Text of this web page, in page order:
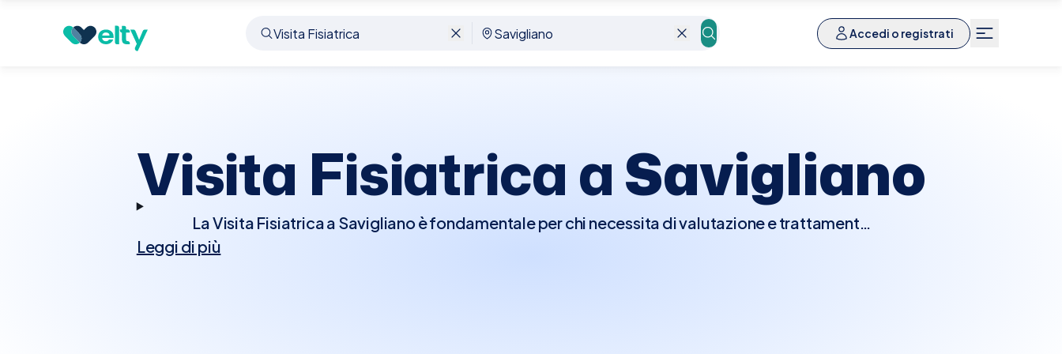
Accedi o registrati
Prenota visita Savigliano
Visita Fisiatrica aSavigliano
La Visita Fisiatrica a Savigliano è fondamentale per chi necessita di valutazione e trattamento
delle condizioni che influenzano il movimento e le funzionalità corporee, dovute a malattie o
Leggi di più